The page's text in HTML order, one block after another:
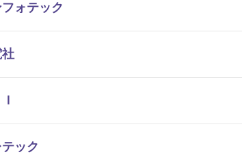
ォテック
ック